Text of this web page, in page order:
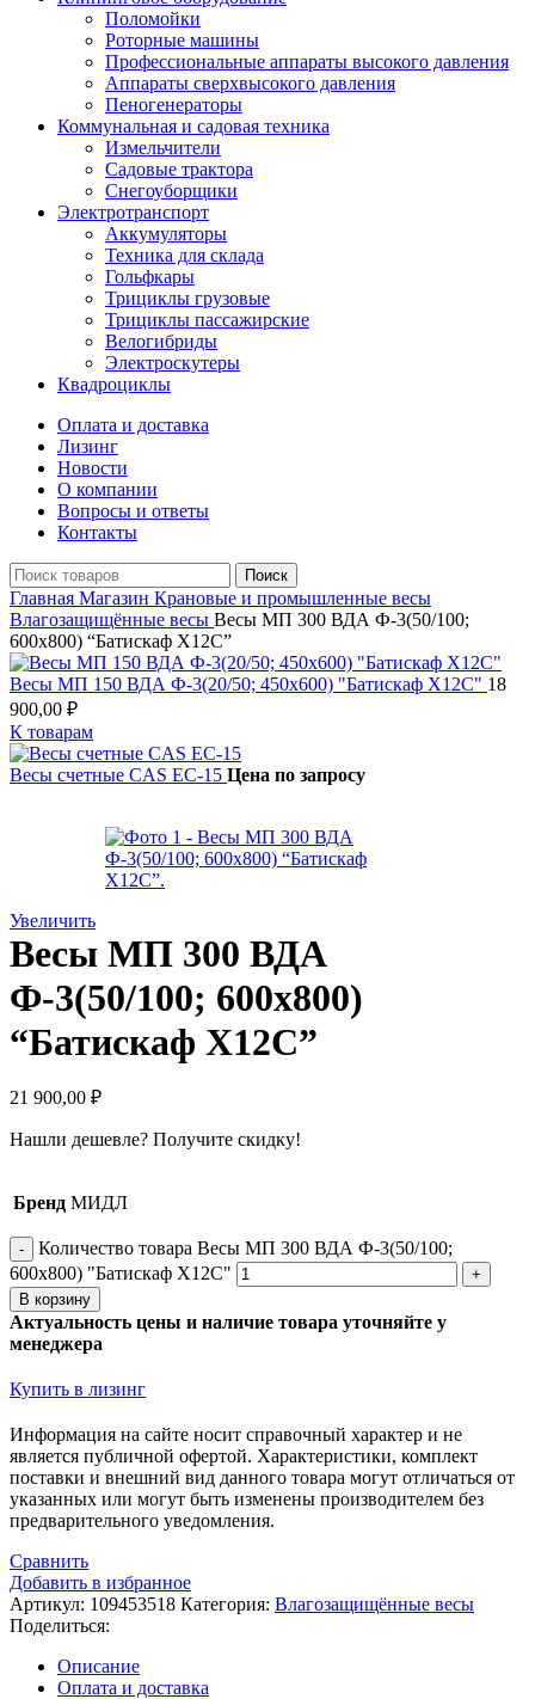
Поломойки
Роторные машины
Профессиональные аппараты высокого давления
Аппараты сверхвысокого давления
Пеногенераторы
Коммунальная и садовая техника
Измельчители
Садовые трактора
Снегоуборщики
Электротранспорт
Аккумуляторы
Техника для склада
Гольфкары
Трициклы грузовые
Трициклы пассажирские
Велогибриды
Электроскутеры
Квадроциклы
Оплата и доставка
Лизинг
Новости
О компании
Вопросы и ответы
Контакты
Поиск
Главная Магазин Крановые и промышленные весы
Влагозащищённые весы Весы МП 300 ВДА Ф-3(50/100;
600х800) “Батискаф X12С”
Весы МП 150 ВДА Ф-3(20/50; 450х600) "Батискаф X12С" 18
900,00 ₽
К товарам
Весы счетные CAS EC-15 Цена по запросу
Увеличить
Весы МП 300 ВДА
Ф-3(50/100; 600х800)
“Батискаф X12С”
21 900,00 ₽
Нашли дешевле? Получите скидку!
Бренд МИДЛ
Количество товара Весы МП 300 ВДА Ф-3(50/100;
600х800) "Батискаф X12С"
В корзину
Актуальность цены и наличие товара уточняйте у
менеджера
Купить в лизинг
Информация на сайте носит справочный характер и не
является публичной офертой. Xарактеристики, комплект
поставки и внешний вид данного товара могут отличаться от
указанных или могут быть изменены производителем без
предварительного уведомления.
Сравнить
Добавить в избранное
Артикул: 109453518 Категория: Влагозащищённые весы
Поделиться:
Описание
Оплата и доставка